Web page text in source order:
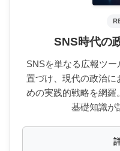
SNS時代の
SNSを単なる広報ツ
置づけ、現代の政治に
めの実践的戦略を網
基礎知識が